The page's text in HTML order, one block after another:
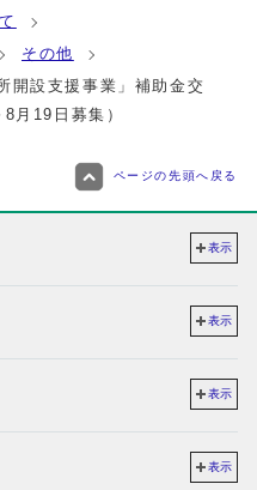
その他
開設支援事業」補助金交
月19日募集）
ページの先頭へ戻る
表示
表示
表示
表示